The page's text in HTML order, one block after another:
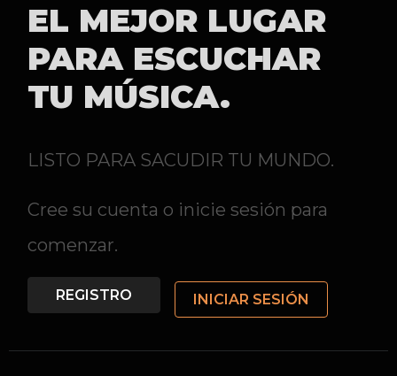
EL MEJOR LUGAR
PARA ESCUCHAR
TU MÚSICA.
LISTO PARA SACUDIR TU MUNDO.
Cree su cuenta o inicie sesión para
comenzar.
REGISTRO INICIAR SESIÓN